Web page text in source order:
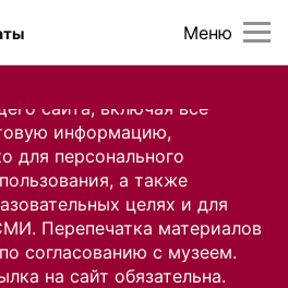
сайта, включая все
информацию,
для персонального
а также
целях и для
Перепечатка материалов
согласованию с музеем.
на сайт обязательна.
Меню